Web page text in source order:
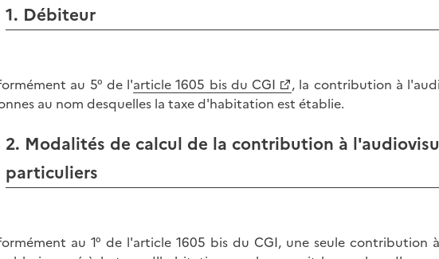
1. Débiteur
au 5° de l'article 1605 bis du CGI
, la contribution à
au nom desquelles la taxe d'habitation est établie.
2. Modalités de calcul de la contribution à
particuliers
au 1° de l'article 1605 bis du CGI, une seule